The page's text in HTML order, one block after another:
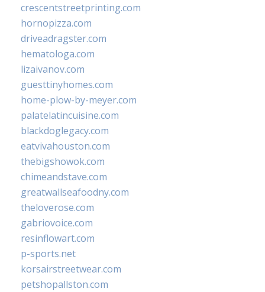
crescentstreetprinting.com
hornopizza.com
driveadragster.com
hematologa.com
lizaivanov.com
guesttinyhomes.com
home-plow-by-meyer.com
palatelatincuisine.com
blackdoglegacy.com
eatvivahouston.com
thebigshowok.com
chimeandstave.com
greatwallseafoodny.com
theloverose.com
gabriovoice.com
resinflowart.com
p-sports.net
korsairstreetwear.com
petshopallston.com